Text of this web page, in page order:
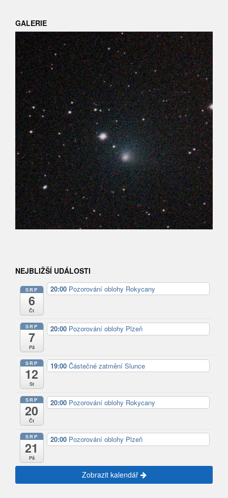
GALERIE
NEJBLIŽŠÍ UDÁLOSTI
SRP
6
Čt
20:00 Pozorování oblohy Rokycany
SRP
7
Pá
20:00 Pozorování oblohy Plzeň
SRP
12
St
19:00 Částečné zatmění Slunce
SRP
20
Čt
20:00 Pozorování oblohy Rokycany
SRP
21
Pá
20:00 Pozorování oblohy Plzeň
Zobrazit kalendář